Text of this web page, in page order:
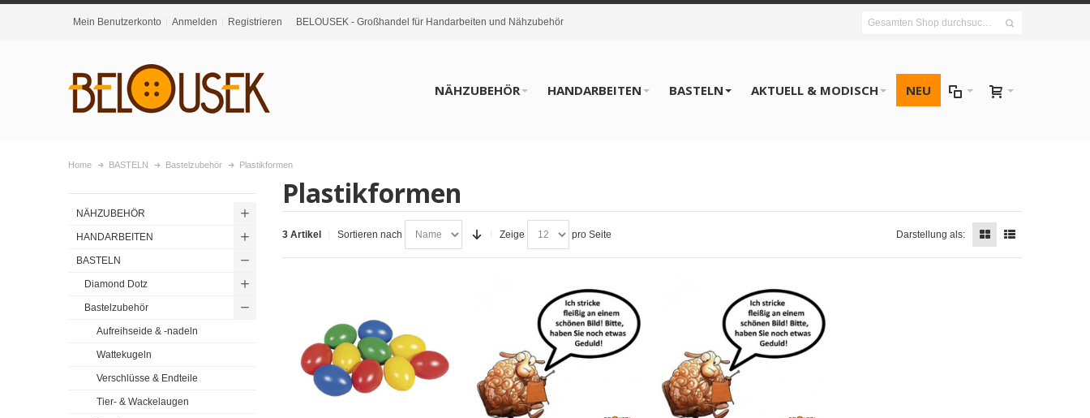
Mein Benutzerkonto Anmelden Registrieren BELOUSEK - Großhandel für Handarbeiten und Nähzubehör
NÄHZUBEHÖR HANDARBEITEN BASTELN AKTUELL & MODISCH NEU
Home BASTELN Bastelzubehör Plastikformen
Plastikformen
3 Artikel Sortieren nach Zeige pro Seite Darstellung als:
NÄHZUBEHÖR
HANDARBEITEN
BASTELN
Diamond Dotz
Bastelzubehör
Aufreihseide & -nadeln
Wattekugeln
Verschlüsse & Endteile
Tier- & Wackelaugen